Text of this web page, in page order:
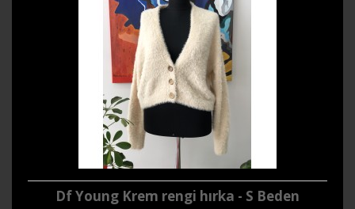
Df Young Krem rengi hırka - S Beden